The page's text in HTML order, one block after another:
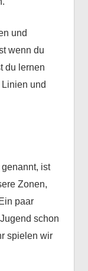
und
wenn du
du lernen
und
ist
Zonen,
paar
schon
spielen wir